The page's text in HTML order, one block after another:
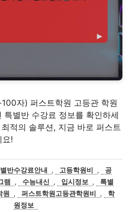
자) 퍼스트학원 고등관 학원
특별반 수강료 정보를 확인하세
적의 솔루션, 지금 바로 퍼스트
요!
반수강료안내 , 고등학원비 ,
공
램 , 수능내신 , 입시정보 ,
특별
원 , 퍼스트학원고등관학원비 ,
학
원정보